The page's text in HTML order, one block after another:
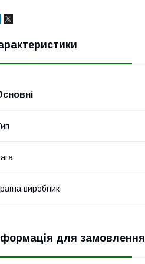
виробник
для замовлення